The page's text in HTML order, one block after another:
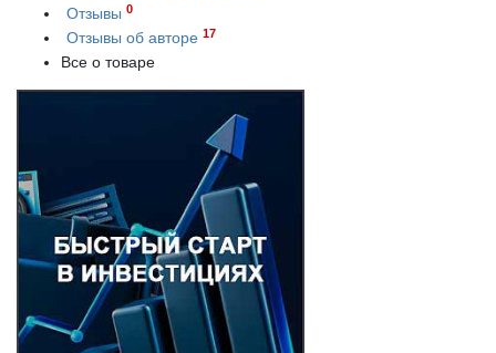
Отзывы 0
Отзывы об авторе 17
Все о товаре